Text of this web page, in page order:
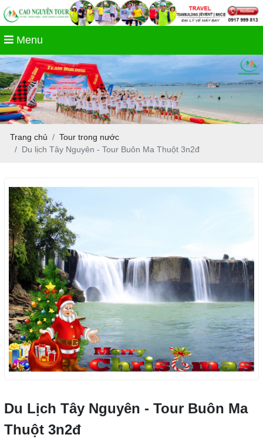
Menu
Trang chủ
Tour trong nước
Du lịch Tây Nguyên - Tour Buôn Ma Thuột 3n2đ
Du Lịch Tây Nguyên - Tour Buôn Ma
Thuột 3n2đ